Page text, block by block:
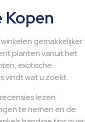
Kopen
gemakkelijker
planten vanuit het
exotische
vindt wat u zoekt.
lezen
te nemen en de